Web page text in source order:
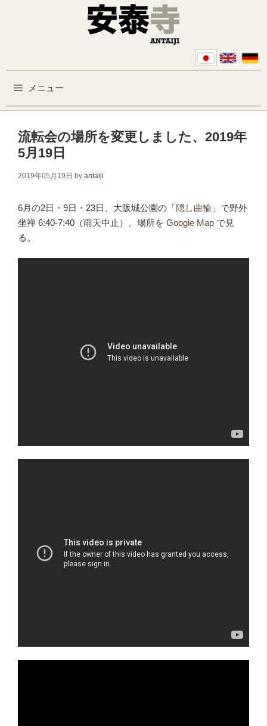
コンテンツへスキップ
メニュー
流転会の場所を変更しました、2019年
5月19日
2019年05月19日 by antaiji
6月の2日・9日・23日、大阪城公園の「隠し曲輪 」で野外
坐禅 6:40-7:40（雨天中止）。場所を Google Map で見
る。